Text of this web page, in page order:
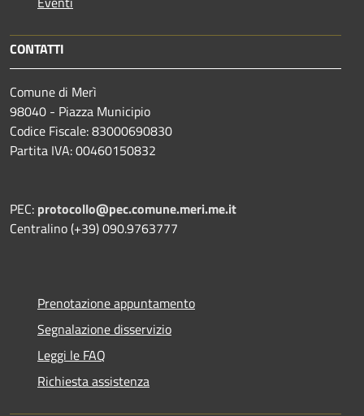
CONTATTI
Comune di Merì
98040 - Piazza Municipio
Codice Fiscale: 83000690830
Partita IVA: 00460150832
PEC: protocollo@pec.comune.meri.me.it
Centralino (+39) 090.9763777
Prenotazione appuntamento
Segnalazione disservizio
Leggi le FAQ
Richiesta assistenza